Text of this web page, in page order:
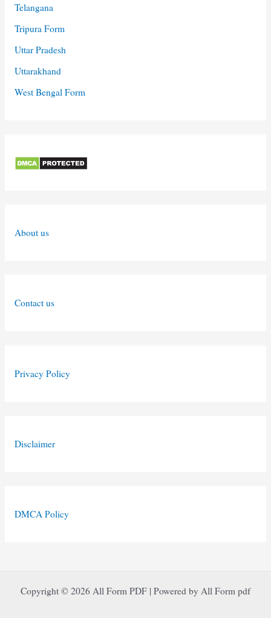
Telangana
Tripura Form
Uttar Pradesh
Uttarakhand
West Bengal Form
About us
Contact us
Privacy Policy
Disclaimer
DMCA Policy
Copyright © 2026 All Form PDF | Powered by All Form pdf